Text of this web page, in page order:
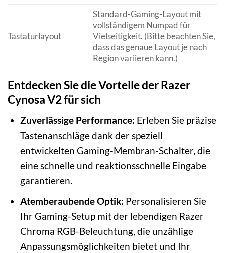
Tastaturlayout
Standard-Gaming-Layout mit
vollständigem Numpad für
Vielseitigkeit. (Bitte beachten Sie,
dass das genaue Layout je nach
Region variieren kann.)
Entdecken Sie die Vorteile der Razer
Cynosa V2 für sich
Zuverlässige Performance: Erleben Sie präzise
Tastenanschläge dank der speziell
entwickelten Gaming-Membran-Schalter, die
eine schnelle und reaktionsschnelle Eingabe
garantieren.
Atemberaubende Optik: Personalisieren Sie
Ihr Gaming-Setup mit der lebendigen Razer
Chroma RGB-Beleuchtung, die unzählige
Anpassungsmöglichkeiten bietet und Ihr